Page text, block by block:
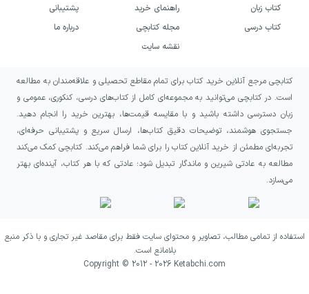
کتاب زبان
کتاب درسی
راهنمای خرید
مجله کتابچی
نقشه سایت
پشتیبانی
درباره ما
کتابچی مرجع آنلاین خرید کتاب برای تمام مقاطع تحصیلی و علاقه‌مندان به مطالعه
است. در کتابچی می‌توانید به مجموعه‌ای کامل از کتاب‌های درسی، کنکوری، عمومی و
زبان دسترسی داشته باشید و با مقایسه قیمت‌ها، بهترین خرید را انجام دهید.
جستجوی هوشمند، توضیحات دقیق کتاب‌ها، ارسال سریع و پشتیبانی حرفه‌ای،
تجربه‌ای مطمئن از خرید آنلاین کتاب را برای شما فراهم می‌کند. کتابچی کمک می‌کند
مطالعه به عادتی شیرین و ماندگار تبدیل شود؛ عادتی که با هر کتاب، آینده‌ای بهتر
می‌سازد.
استفاده از تمامی مطالب، تصاویر و محتوای سایت فقط برای مقاصد غیر تجاری و با ذکر منبع
بلامانع است.
Copyright © 2012 - 2026 Ketabchi.com